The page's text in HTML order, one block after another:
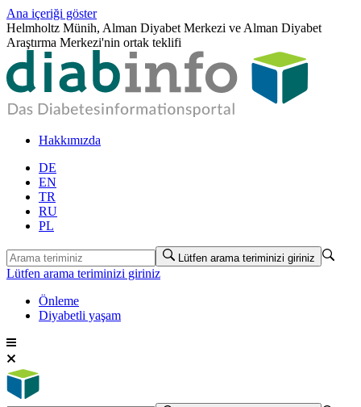
Ana içeriği göster
Helmholtz Münih, Alman Diyabet Merkezi ve Alman Diyabet
Araştırma Merkezi'nin ortak teklifi
Hakkımızda
DE
EN
TR
RU
PL
Lütfen arama teriminizi giriniz
Lütfen arama teriminizi giriniz
Önleme
Diyabetli yaşam